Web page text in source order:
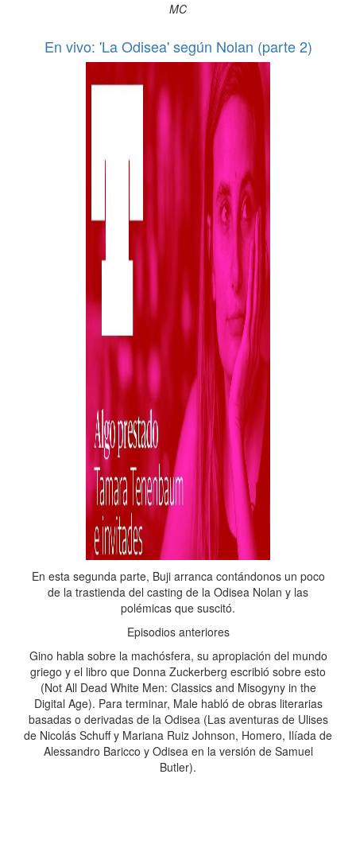
MC
En vivo: 'La Odisea' según Nolan (parte 2)
En esta segunda parte, Buji arranca contándonos un poco
de la trastienda del casting de la Odisea Nolan y las
polémicas que suscitó.
Episodios anteriores
Gino habla sobre la machósfera, su apropiación del mundo
griego y el libro que Donna Zuckerberg escribió sobre esto
(Not All Dead White Men: Classics and Misogyny in the
Digital Age). Para terminar, Male habló de obras literarias
basadas o derivadas de la Odisea (Las aventuras de Ulises
de Nicolás Schuff y Mariana Ruiz Johnson, Homero, Ilíada de
Alessandro Baricco y Odisea en la versión de Samuel
Butler).